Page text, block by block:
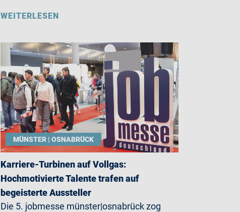
WEITERLESEN
MÜNSTER | OSNABRÜCK
Karriere-Turbinen auf Vollgas:
Hochmotivierte Talente trafen auf
begeisterte Aussteller
Die 5. jobmesse münster|osnabrück zog